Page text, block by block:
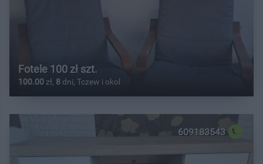
Fotele 100 zł szt.
100.00 zł, 8 dni, Tczew i okol
609183543